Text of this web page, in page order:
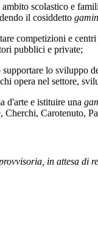
ambito scolastico e
il cosiddetto
competizioni e
pubblici e private;
lo sviluppo
opera nel settore,
d'arte e istituire una
, Cherchi, Carotenuto,
in attesa di